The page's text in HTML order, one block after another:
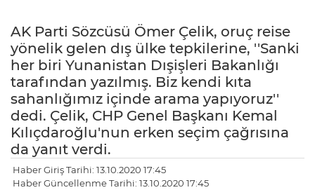
AK Parti Sözcüsü Ömer Çelik, oruç reise
yönelik gelen dış ülke tepkilerine, ''Sanki
her biri Yunanistan Dışişleri Bakanlığı
tarafından yazılmış. Biz kendi kıta
sahanlığımız içinde arama yapıyoruz''
dedi. Çelik, CHP Genel Başkanı Kemal
Kılıçdaroğlu'nun erken seçim çağrısına
da yanıt verdi.
Haber Giriş Tarihi: 13.10.2020 17:45
Haber Güncellenme Tarihi: 13.10.2020 17:45